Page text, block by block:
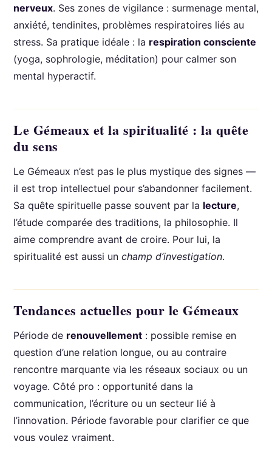
nerveux. Ses zones de vigilance : surmenage mental,
anxiété, tendinites, problèmes respiratoires liés au
stress. Sa pratique idéale : la respiration consciente
(yoga, sophrologie, méditation) pour calmer son
mental hyperactif.
Le Gémeaux et la spiritualité : la quête
du sens
Le Gémeaux n’est pas le plus mystique des signes —
il est trop intellectuel pour s’abandonner facilement.
Sa quête spirituelle passe souvent par la lecture,
l’étude comparée des traditions, la philosophie. Il
aime comprendre avant de croire. Pour lui, la
spiritualité est aussi un champ d’investigation.
Tendances actuelles pour le Gémeaux
Période de renouvellement : possible remise en
question d’une relation longue, ou au contraire
rencontre marquante via les réseaux sociaux ou un
voyage. Côté pro : opportunité dans la
communication, l’écriture ou un secteur lié à
l’innovation. Période favorable pour clarifier ce que
vous voulez vraiment.